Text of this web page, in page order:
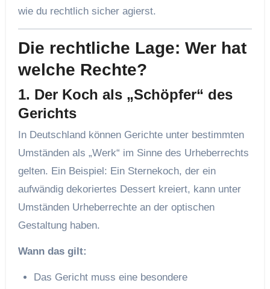
wie du rechtlich sicher agierst.
Die rechtliche Lage: Wer hat
welche Rechte?
1. Der Koch als „Schöpfer“ des
Gerichts
In Deutschland können Gerichte unter bestimmten
Umständen als „Werk“ im Sinne des Urheberrechts
gelten. Ein Beispiel: Ein Sternekoch, der ein
aufwändig dekoriertes Dessert kreiert, kann unter
Umständen Urheberrechte an der optischen
Gestaltung haben.
Wann das gilt:
Das Gericht muss eine besondere